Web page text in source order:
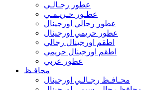
عطور رجـالـي
عطـور حـريـمـي
عطور رجالي اورجينال
عطور حريمي اورجينال
اطقم اورجينال رجالي
اطقم اورجينال حريمي
عطور عربي
محافـظ
محـافـظ رجـالـي اورجينال